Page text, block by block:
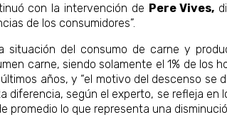
con la intervención de Pere Vives,
de los consumidores”.
situación del consumo de carne y
carne, siendo solamente el 1% de los
años, y “el motivo del descenso se
diferencia, según el experto, se refleja
promedio lo que representa una